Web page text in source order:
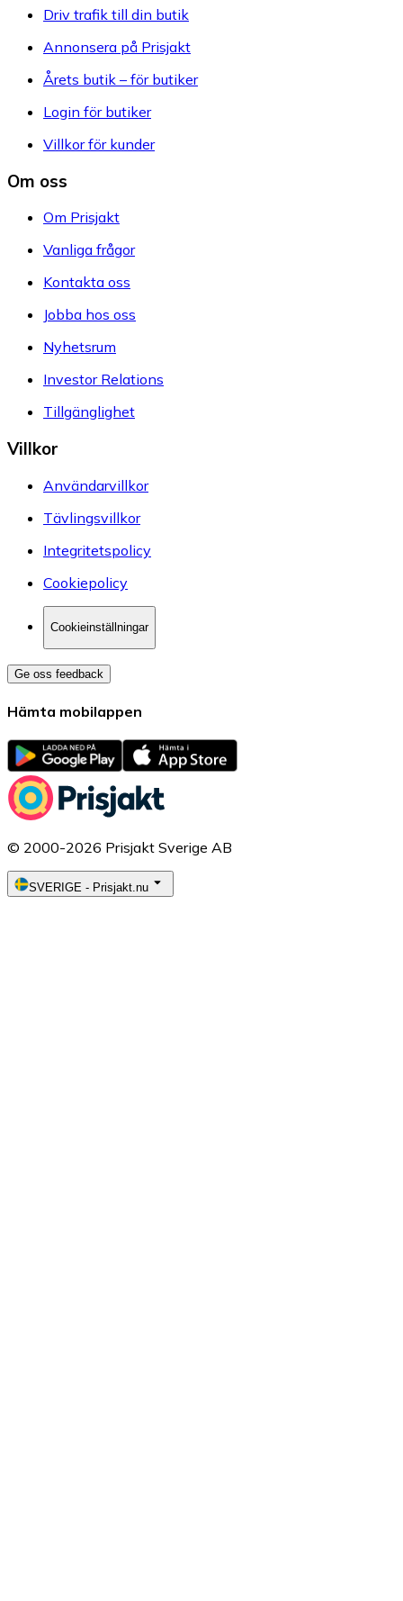
Driv trafik till din butik
Annonsera på Prisjakt
Årets butik – för butiker
Login för butiker
Villkor för kunder
Om oss
Om Prisjakt
Vanliga frågor
Kontakta oss
Jobba hos oss
Nyhetsrum
Investor Relations
Tillgänglighet
Villkor
Användarvillkor
Tävlingsvillkor
Integritetspolicy
Cookiepolicy
Cookieinställningar
Ge oss feedback
Hämta mobilappen
© 2000-2026 Prisjakt Sverige AB
SVERIGE - Prisjakt.nu